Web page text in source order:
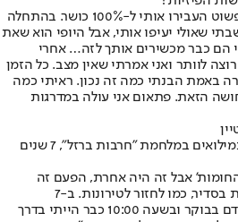
"אני באתי עם אפס כושר והם פשוט העבירו אותי ל-100% כושר. בהתחלה
שאולי יעיפו אותי, אבל היופי הוא שאת
הם כבר מכשירים אותך לזה… אחרי
לוותר ואני אמרתי שאין מצב. כל הזמן
באמת הבנתי כמה זה נכון. ראיתי כמה
הזאת. פתאום אני עולה במדרגות
איך הרגשת כשנקראת לשרת במילואים במלחמת "חרבות ברזל", 7 שנים
' אבל זה היה אחרת, הפעם זה
הרגיש כמו לחזור לגיל 18 ולהיות בסדיר, כמו לחזור לטירונות. ב-7
באוקטובר קיבלתי הודעה מוקדם בבוקר ובשעה 10:00 כבר הייתי בדרך